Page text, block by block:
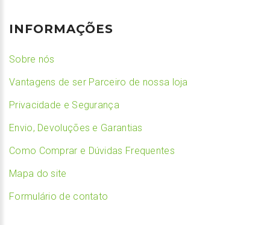
INFORMAÇÕES
Sobre nós
Vantagens de ser Parceiro de nossa loja
Privacidade e Segurança
Envio, Devoluções e Garantias
Como Comprar e Dúvidas Frequentes
Mapa do site
Formulário de contato